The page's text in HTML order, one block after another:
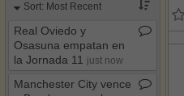
Sort: Most Recent
Real Oviedo y
Osasuna empatan en
la Jornada 11
just now
Manchester City vence